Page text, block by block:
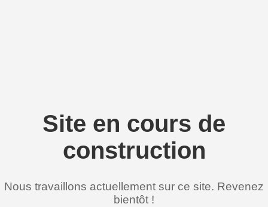
Site en cours de
construction
Nous travaillons actuellement sur ce site. Revenez
bientôt !